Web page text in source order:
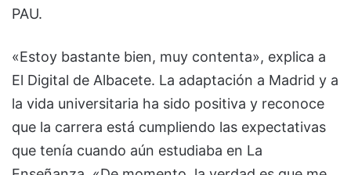
PAU.
«Estoy bastante bien, muy contenta», explica a
El Digital de Albacete. La adaptación a Madrid y a
la vida universitaria ha sido positiva y reconoce
que la carrera está cumpliendo las expectativas
que tenía cuando aún estudiaba en La